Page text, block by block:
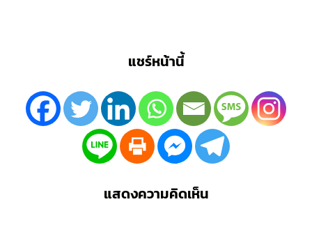
แชร์หน้านี้
แสดงความคิดเห็น